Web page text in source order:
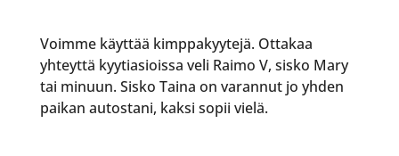
Voimme käyttää kimppakyytejä. Ottakaa
yhteyttä kyytiasioissa veli Raimo V, sisko Mary
tai minuun. Sisko Taina on varannut jo yhden
paikan autostani, kaksi sopii vielä.